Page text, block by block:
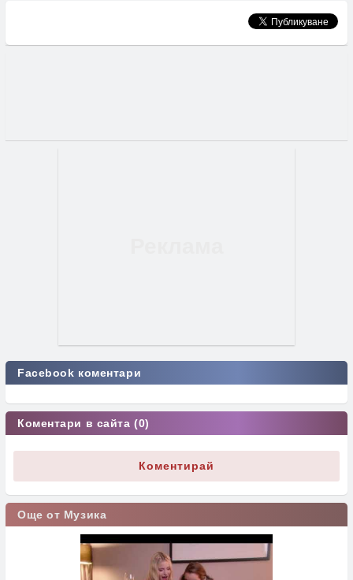
Facebook коментари
Коментари в сайта (0)
Коментирай
Още от Музика